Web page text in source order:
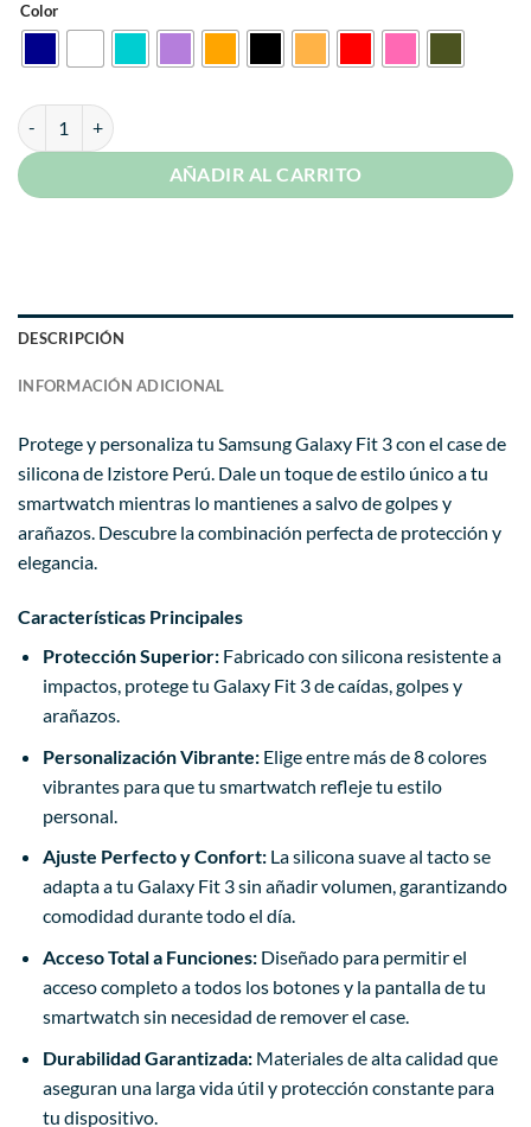
originalactual
Color
Case Silicona Para Samsung Galaxy Fit 3 cantidad
AÑADIR AL CARRITO
DESCRIPCIÓN
INFORMACIÓN ADICIONAL
Protege y personaliza tu Samsung Galaxy Fit 3 con el case de
silicona de Izistore Perú. Dale un toque de estilo único a tu
smartwatch mientras lo mantienes a salvo de golpes y
arañazos. Descubre la combinación perfecta de protección y
elegancia.
Características Principales
Protección Superior:Fabricado con silicona resistente a
impactos, protege tu Galaxy Fit 3 de caídas, golpes y
arañazos.
Personalización Vibrante:Elige entre más de 8 colores
vibrantes para que tu smartwatch refleje tu estilo
personal.
Ajuste Perfecto y Confort:La silicona suave al tacto se
adapta a tu Galaxy Fit 3 sin añadir volumen, garantizando
comodidad durante todo el día.
Acceso Total a Funciones:Diseñado para permitir el
acceso completo a todos los botones y la pantalla de tu
smartwatch sin necesidad de remover el case.
Durabilidad Garantizada:Materiales de alta calidad que
aseguran una larga vida útil y protección constante para
tu dispositivo.